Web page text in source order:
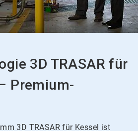
3D TRASAR für
Premium-
3D TRASAR für Kessel ist